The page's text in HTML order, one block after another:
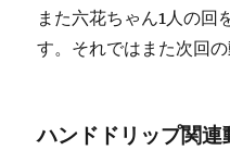
また六花ちゃん1人の回
す。それではまた次回の
ハンドドリップ関連